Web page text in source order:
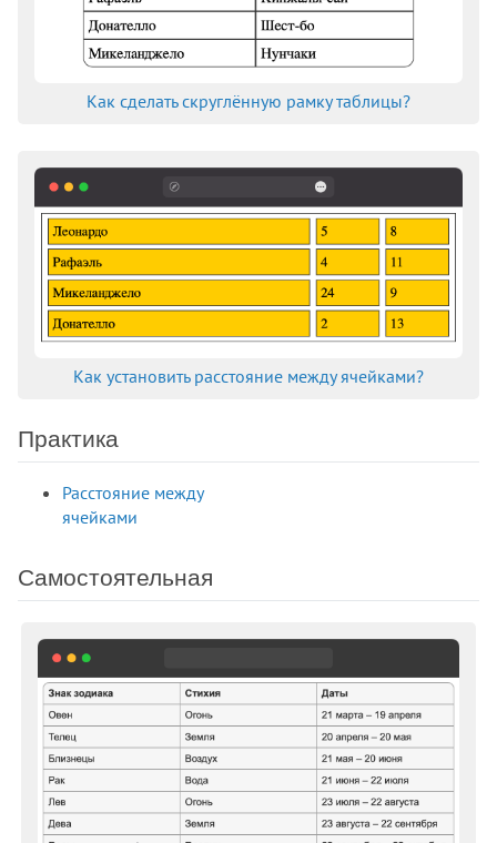
Как сделать скруглённую рамку таблицы?
Как установить расстояние между ячейками?
Практика
Расстояние между
ячейками
Самостоятельная
background-clip
background-color
background-image
background-origin
background-position-y
background-repeat
background-size
block-size
border
border-block
border-block-end
border-block-end-style
border-block-start
border-block-width
border-bottom
border-bottom-color
border-bottom-left-radius
border-bottom-right-radius
border-bottom-style
border-bottom-width